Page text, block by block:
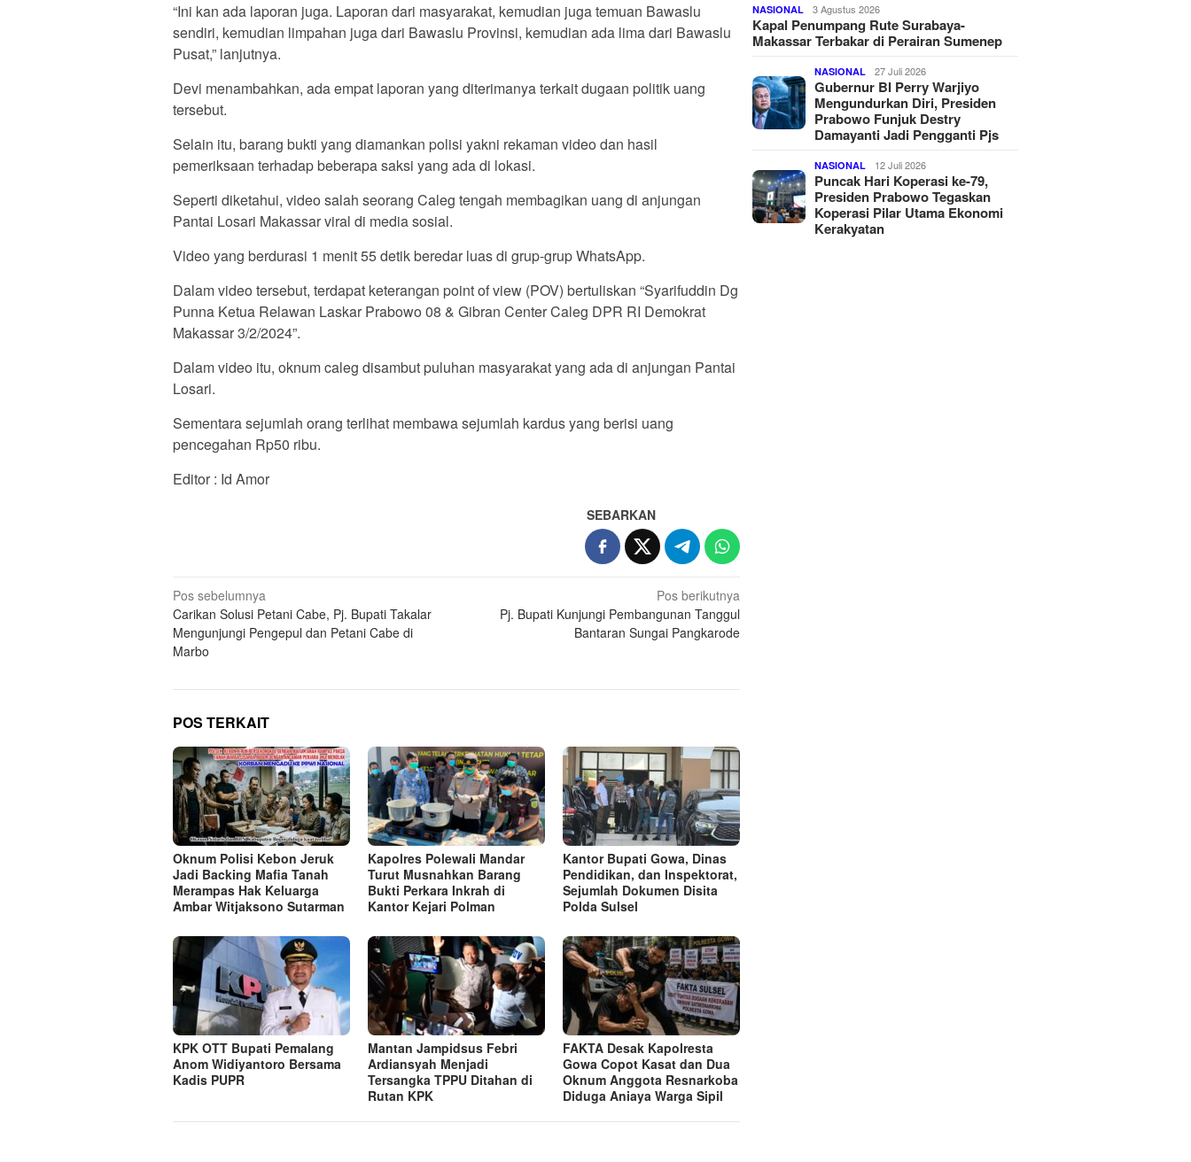
“Ini kan ada laporan juga. Laporan dari masyarakat, kemudian juga temuan Bawaslu
sendiri, kemudian limpahan juga dari Bawaslu Provinsi, kemudian ada lima dari Bawaslu
Pusat,” lanjutnya.
Devi menambahkan, ada empat laporan yang diterimanya terkait dugaan politik uang
tersebut.
Selain itu, barang bukti yang diamankan polisi yakni rekaman video dan hasil
pemeriksaan terhadap beberapa saksi yang ada di lokasi.
Seperti diketahui, video salah seorang Caleg tengah membagikan uang di anjungan
Pantai Losari Makassar viral di media sosial.
Video yang berdurasi 1 menit 55 detik beredar luas di grup-grup WhatsApp.
Dalam video tersebut, terdapat keterangan point of view (POV) bertuliskan “Syarifuddin Dg
Punna Ketua Relawan Laskar Prabowo 08 & Gibran Center Caleg DPR RI Demokrat
Makassar 3/2/2024”.
Dalam video itu, oknum caleg disambut puluhan masyarakat yang ada di anjungan Pantai
Losari.
Sementara sejumlah orang terlihat membawa sejumlah kardus yang berisi uang
pencegahan Rp50 ribu.
Editor : Id Amor
SEBARKAN
Navigasi
pos
Pos sebelumnya
Carikan Solusi Petani Cabe, Pj. Bupati Takalar
Mengunjungi Pengepul dan Petani Cabe di
Marbo
Pos berikutnya
Pj. Bupati Kunjungi Pembangunan Tanggul
Bantaran Sungai Pangkarode
POS TERKAIT
Oknum Polisi Kebon Jeruk
Jadi Backing Mafia Tanah
Merampas Hak Keluarga
Ambar Witjaksono Sutarman
Kapolres Polewali Mandar
Turut Musnahkan Barang
Bukti Perkara Inkrah di
Kantor Kejari Polman
Kantor Bupati Gowa, Dinas
Pendidikan, dan Inspektorat,
Sejumlah Dokumen Disita
Polda Sulsel
KPK OTT Bupati Pemalang
Anom Widiyantoro Bersama
Kadis PUPR
Mantan Jampidsus Febri
Ardiansyah Menjadi
Tersangka TPPU Ditahan di
Rutan KPK
FAKTA Desak Kapolresta
Gowa Copot Kasat dan Dua
Oknum Anggota Resnarkoba
Diduga Aniaya Warga Sipil
NASIONAL 3 Agustus 2026
Kapal Penumpang Rute Surabaya-
Makassar Terbakar di Perairan Sumenep
NASIONAL 27 Juli 2026
Gubernur BI Perry Warjiyo
Mengundurkan Diri, Presiden
Prabowo Funjuk Destry
Damayanti Jadi Pengganti Pjs
NASIONAL 12 Juli 2026
Puncak Hari Koperasi ke-79,
Presiden Prabowo Tegaskan
Koperasi Pilar Utama Ekonomi
Kerakyatan